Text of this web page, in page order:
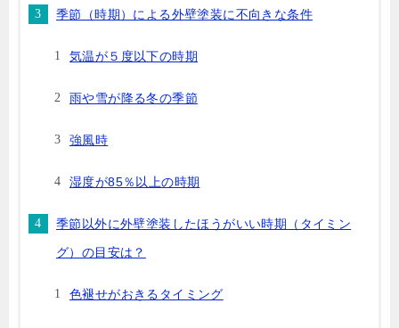
季節（時期）による外壁塗装に不向きな条件
気温が５度以下の時期
雨や雪が降る冬の季節
強風時
湿度が85％以上の時期
季節以外に外壁塗装したほうがいい時期（タイミン
グ）の目安は？
色褪せがおきるタイミング